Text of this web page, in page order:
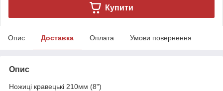
Купити
Опис Доставка Оплата Умови повернення
Опис
Ножиці кравецькі 210мм (8")